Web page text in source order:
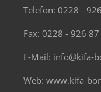
Telefon: 0228 -
Fax: 0228 - 926
E-Mail: info@kifa-
Web: www.kifa-